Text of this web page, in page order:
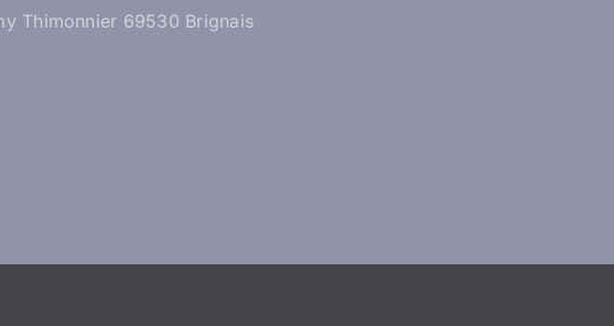
Thimonnier 69530 Brignais